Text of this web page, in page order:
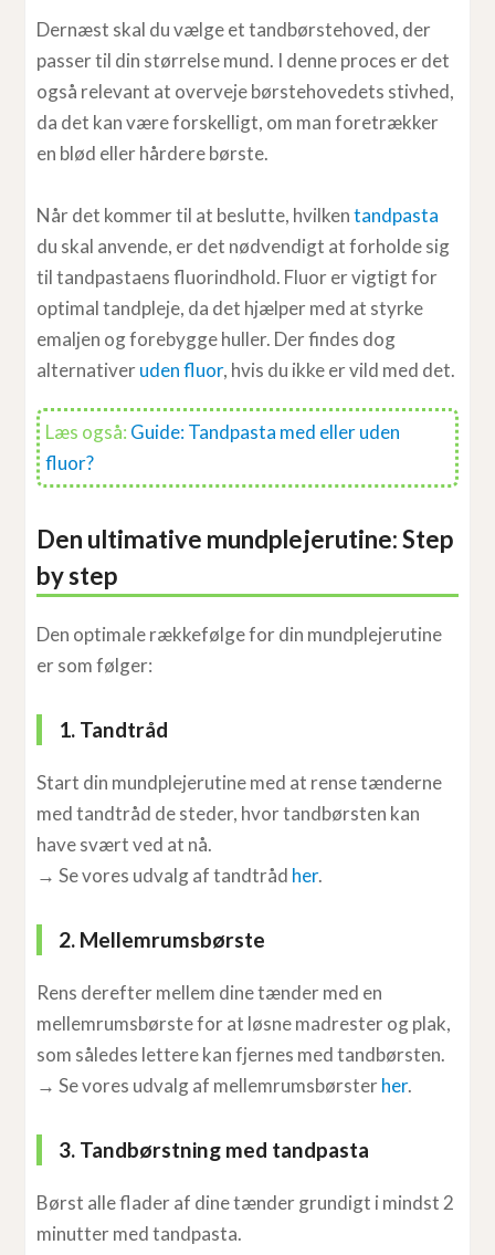
Dernæst skal du vælge et tandbørstehoved, der
passer til din størrelse mund. I denne proces er det
også relevant at overveje børstehovedets stivhed,
da det kan være forskelligt, om man foretrækker
en blød eller hårdere børste.
Når det kommer til at beslutte, hvilkentandpasta
du skal anvende, er det nødvendigt at forholde sig
til tandpastaens fluorindhold. Fluor er vigtigt for
optimal tandpleje, da det hjælper med at styrke
emaljen og forebygge huller. Der findes dog
alternativeruden fluor, hvis du ikke er vild med det.
Læs også: Guide: Tandpasta med eller uden
fluor?
Den ultimative mundplejerutine: Step
by step
Den optimale rækkefølge for din mundplejerutine
er som følger:
1. Tandtråd
Start din mundplejerutine med at rense tænderne
med tandtråd de steder, hvor tandbørsten kan
have svært ved at nå.
→ Se vores udvalg af tandtråd her.
2. Mellemrumsbørste
Rens derefter mellem dine tænder med en
mellemrumsbørste for at løsne madrester og plak,
som således lettere kan fjernes med tandbørsten.
→ Se vores udvalg af mellemrumsbørsterher.
3. Tandbørstning med tandpasta
Børst alle flader af dine tænder grundigt i mindst 2
minutter med tandpasta.